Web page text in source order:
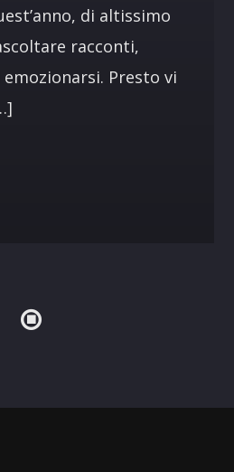
di altissimo
racconti,
Presto vi